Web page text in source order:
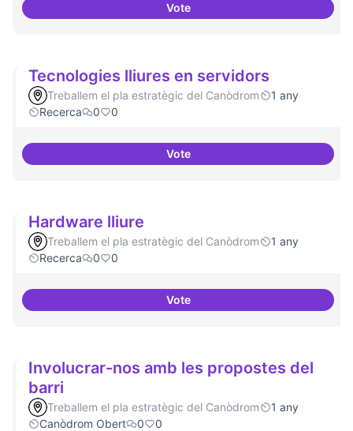
VoteImplementacions de solucions
Tecnologies lliures en servidors
Treballem el pla estratègic del Canòdrom
1 any
Recerca
0 0
VoteTecnologies lliures en servidors
Hardware lliure
Treballem el pla estratègic del Canòdrom
1 any
Recerca
0 0
VoteHardware lliure
Involucrar-nos amb les propostes del
barri
Treballem el pla estratègic del Canòdrom
1 any
Canòdrom Obert
0 0